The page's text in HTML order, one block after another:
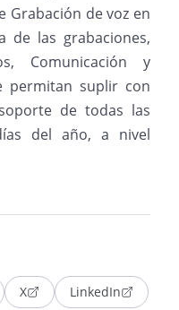
Grabación de voz en
de las grabaciones,
Comunicación y
permitan suplir con
de todas las
del año, a nivel
X
LinkedIn